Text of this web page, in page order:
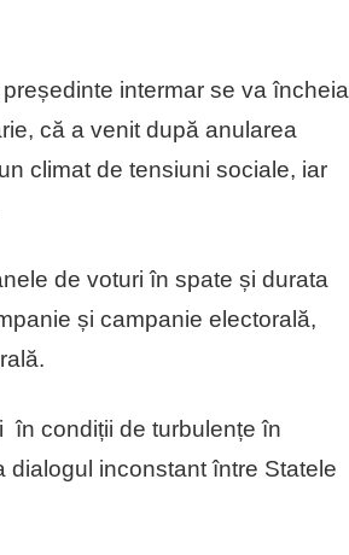
intermar se va încheia
că a venit după anularea
climat de tensiuni sociale, iar
de voturi în spate și durata
și campanie electorală,
în condiții de turbulențe în
dialogul inconstant între Statele